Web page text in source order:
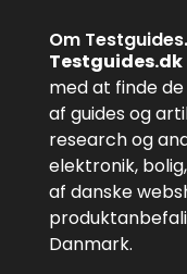
Om
Testguides.dk
med at finde
af guides og
research og
elektronik,
af danske
Danmark.